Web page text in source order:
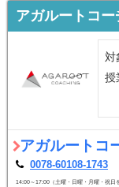
アガルートコー
対
授
アガルートコ
0078-60108-1743
14:00～17:00（土曜・日曜・月曜・祝日